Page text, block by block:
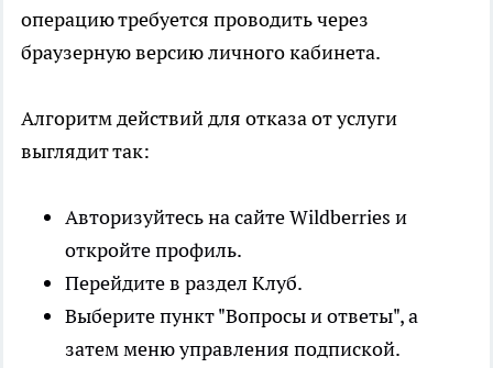
операцию требуется проводить через
браузерную версию личного кабинета.
Алгоритм действий для отказа от услуги
выглядит так:
Авторизуйтесь на сайте Wildberries и
откройте профиль.
Перейдите в раздел Клуб.
Выберите пункт "Вопросы и ответы", а
затем меню управления подпиской.